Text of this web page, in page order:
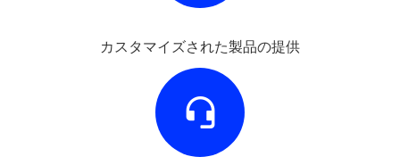
カスタマイズされた製品の提供